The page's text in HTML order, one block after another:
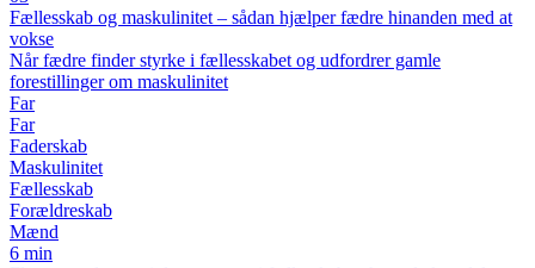
Fællesskab og maskulinitet – sådan hjælper fædre hinanden med at
vokse
Når fædre finder styrke i fællesskabet og udfordrer gamle
forestillinger om maskulinitet
Far
Far
Faderskab
Maskulinitet
Fællesskab
Forældreskab
Mænd
6 min